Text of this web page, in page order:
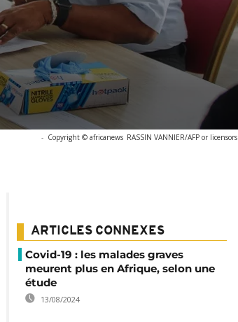
- Copyright © africanews RASSIN VANNIER/AFP or licensors
ARTICLES CONNEXES
Covid-19 : les malades graves
meurent plus en Afrique, selon une
étude
13/08/2024